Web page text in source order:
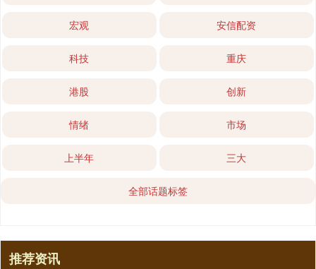
宏观 安信配资
科技 重庆
港股 创新
情绪 市场
上半年 三大
全部话题标签
推荐资讯